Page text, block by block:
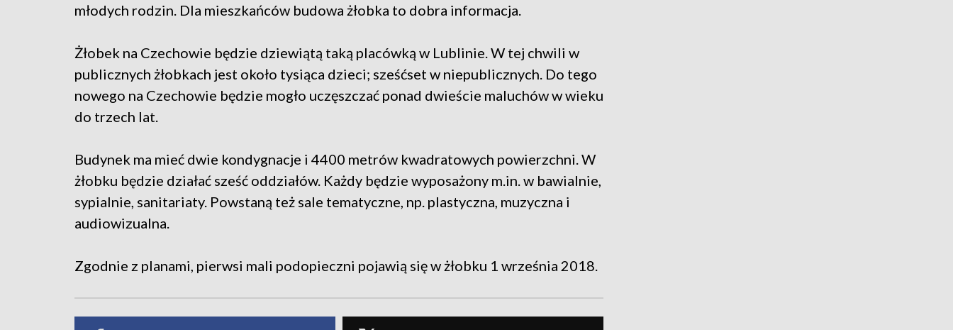
młodych rodzin. Dla mieszkańców budowa żłobka to dobra informacja.
Żłobek na Czechowie będzie dziewiątą taką placówką w Lublinie. W tej chwili w
publicznych żłobkach jest około tysiąca dzieci; sześćset w niepublicznych. Do tego
nowego na Czechowie będzie mogło uczęszczać ponad dwieście maluchów w wieku
do trzech lat.
Budynek ma mieć dwie kondygnacje i 4400 metrów kwadratowych powierzchni. W
żłobku będzie działać sześć oddziałów. Każdy będzie wyposażony m.in. w bawialnie,
sypialnie, sanitariaty. Powstaną też sale tematyczne, np. plastyczna, muzyczna i
audiowizualna.
Zgodnie z planami, pierwsi mali podopieczni pojawią się w żłobku 1 września 2018.